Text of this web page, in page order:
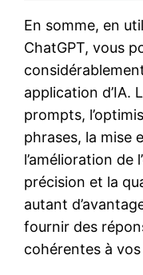
En somme, en
ChatGPT, vous
application d’IA.
prompts,
phrases, la mise
l’amélioration de
précision et la
autant
fournir des
cohérentes à